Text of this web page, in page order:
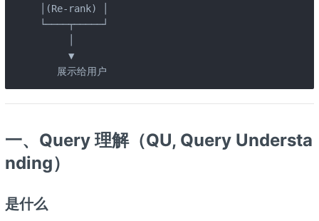
│(Re-rank) │
└────┬─────┘
     ▼
   展示给用户
一、Query 理解（QU, Query Understa
nding）
是什么